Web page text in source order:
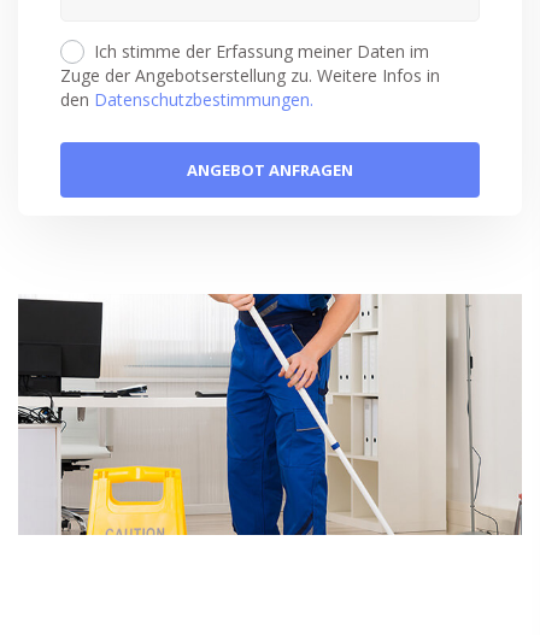
Ich stimme der Erfassung meiner Daten im
Zuge der Angebotserstellung zu. Weitere Infos in
den Datenschutzbestimmungen.